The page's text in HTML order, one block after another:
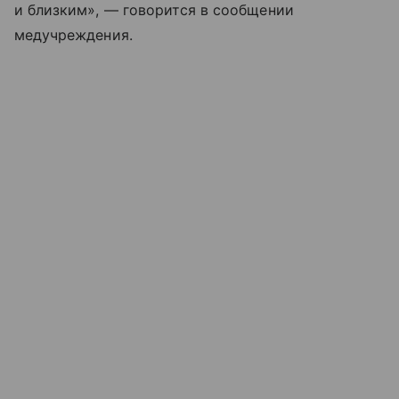
и близким», — говорится в сообщении
медучреждения.